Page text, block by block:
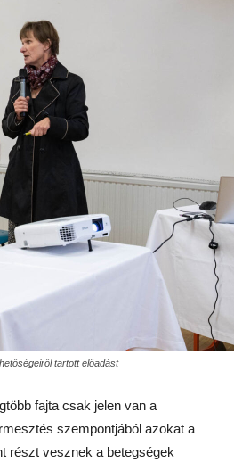
tartott előadást
fajta csak jelen van a
szempontjából azokat a
részt vesznek a betegségek